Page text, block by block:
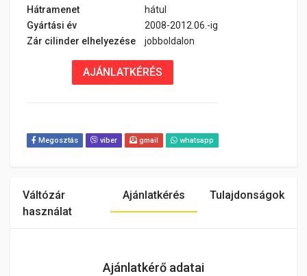
Hátramenet
hátul
Gyártási év
2008-2012.06.-ig
Zár cilinder elhelyezése
jobboldalon
AJÁNLATKÉRÉS
Megosztás viber gmail whatsapp
Váltózár
használat
Ajánlatkérés Tulajdonságok
Ajánlatkérő adatai